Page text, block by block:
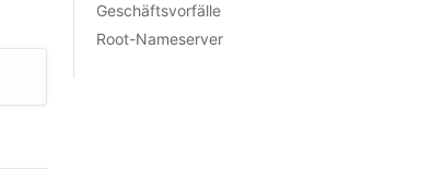
Geschäftsvorfälle
Root-Nameserver